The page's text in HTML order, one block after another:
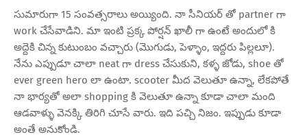
సుమారుగా 15 సంవత్సరాలు అయ్యింది. నా సీనియర్ తో partner గా
work చేసేవాడిని. మా ఇంటి ప్రక్క పోర్షన్ ఖాలీ గా ఉంటే అందులో కి
అద్దెకి చిన్న కుటుంబం వచ్చారు (మొగుడు, పెళ్ళాం, ఇద్దరు పిల్లలూ).
నేను ఎప్పుడూ చాలా neat గా dress చేసుకుని, కళ్ళ జోడు, shoe తో
ever green hero లా ఉంటా. scooter మీద వెలుతూ ఉన్నా, లేకపోతే
నా భార్యతో అలా shopping కి వెలుతూ ఉన్నా కూడా చాలా మంది
ఆడవాళ్ళు వెనక్కి తిరిగి చూసే వారు. ఇది పచ్చి నిజం. ఇప్పుడు కూడా
అంతే అనుకోండి.